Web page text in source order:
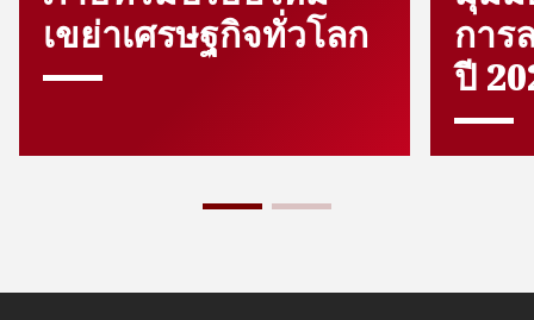
เขย่าเศรษฐกิจทั่วโลก
การ
ปี